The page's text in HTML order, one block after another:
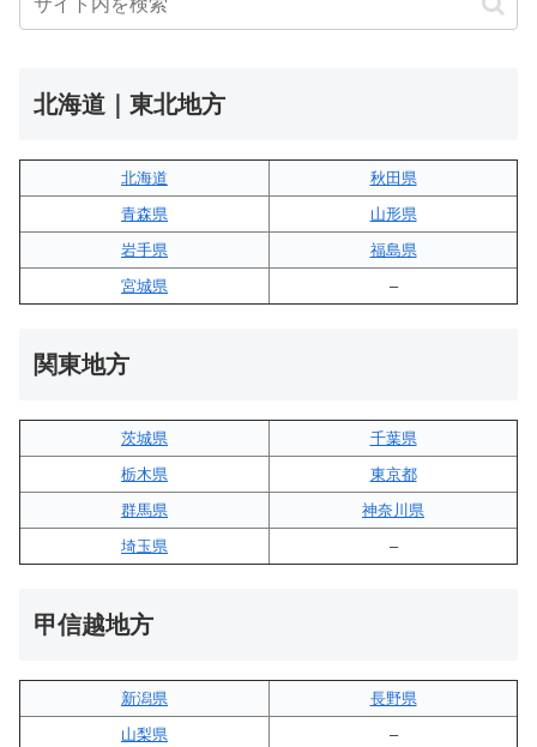
北海道｜東北地方
北海道
秋田県
青森県
山形県
岩手県
福島県
宮城県
–
関東地方
茨城県
千葉県
栃木県
東京都
群馬県
神奈川県
埼玉県
–
甲信越地方
新潟県
長野県
山梨県
–